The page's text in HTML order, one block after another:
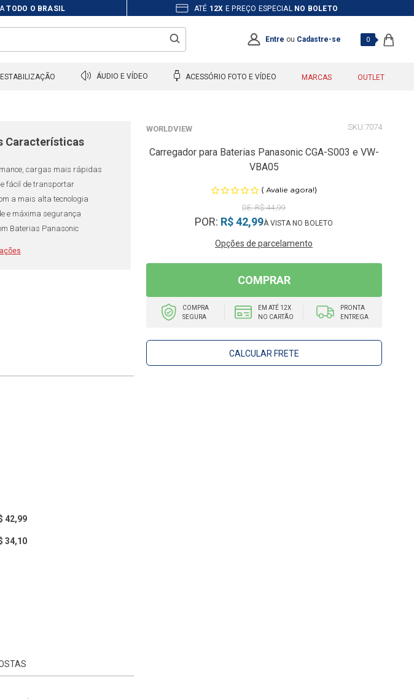
TODO O BRASIL ATÉ 12X E PREÇO ESPECIAL NO BOLETO
Entre ou Cadastre-se 0
ESTABILIZAÇÃO ÁUDIO E VÍDEO ACESSÓRIO FOTO E VÍDEO MARCAS OUTLET
Características
cargas mais rápidas
e fácil de transportar
a mais alta tecnologia
e máxima segurança
Baterias Panasonic
WORLDVIEW 7074
Carregador para Baterias Panasonic CGA-S003 e VW-
VBA05
( Avalie agora!)
R$ 44,99
POR: R$ 42,99
Opções de parcelamento
COMPRAR
COMPRA
SEGURA
EM ATÉ 12X
NO CARTÃO
PRONTA
ENTREGA
CALCULAR FRETE
42,99
34,10